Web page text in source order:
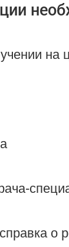
о